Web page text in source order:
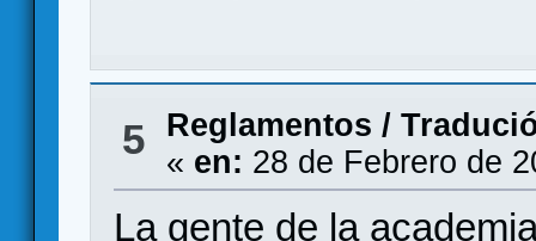
5 Reglamentos /
« en: 28 de Febrero de
La gente de la